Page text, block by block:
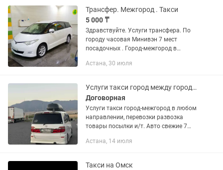
Трансфер. Межгород . Такси
5 000 ₸
Здравствуйте. Услуги трансфера. По
городу часовая Минивэн 7 мест
посадочных . Город-межгород в
ЛЁЖА. ТАК ЖЕ МОЖЕТЕ СМОТРЕТЬ
КИНОТЕАТР ДВА...
Астана, 30 июля
Услуги такси город между городом
Договорная
Услуги такси город-межгород в любом
направлении, перевозки развозка
товары посылки и/т. Авто свежие 7
кожные салон 2 зонный климат-
Астана, 14 июля
Такси на Омск